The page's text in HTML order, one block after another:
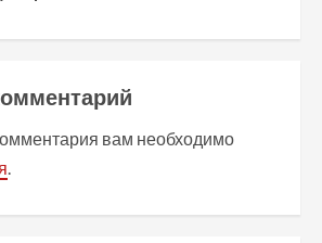
вам необходимо
.